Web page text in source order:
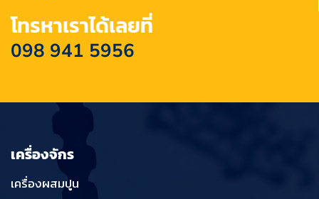
โทรหาเราได้เลยที่
098 941 5956
เครื่องจักร
เครื่องผสมปูน